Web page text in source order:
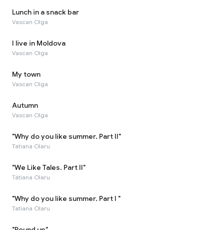
Lunch in a snack bar
Vascan Olga
I live in Moldova
Vascan Olga
My town
Vascan Olga
Autumn
Vascan Olga
"Why do you like summer. Part II"
Tatiana Olaru
"We Like Tales. Part II"
Tatiana Olaru
"Why do you like summer. Part I "
Tatiana Olaru